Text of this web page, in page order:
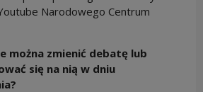
Narodowego Centrum
można zmienić debatę lub
się na nią w dniu